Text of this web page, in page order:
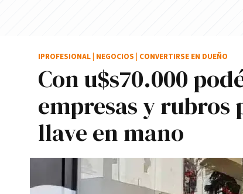
Con u$s70.000
empresas y
llave en mano
IPROFESIONAL NEGOCIOS CONVERTIRSE EN DUEÑO